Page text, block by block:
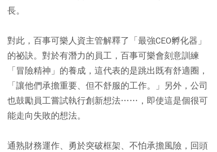
長。
對此，百事可樂人資主管解釋了「最強CEO孵化器」
的祕訣。對於有潛力的員工，百事可樂會刻意訓練
「冒險精神」的養成，這代表的是跳出既有舒適圈，
「讓他們承擔重要、但不舒服的工作。」另外，公司
也鼓勵員工嘗試執行創新想法……，即使這是個很可
能走向失敗的想法。
通熟財務運作、勇於突破框架、不怕承擔風險，回頭